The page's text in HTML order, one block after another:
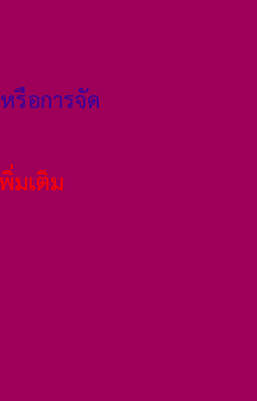
รือการจัด
มเติม